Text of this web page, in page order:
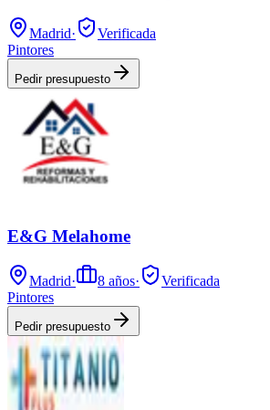
Madrid·
Verificada
Pintores
Pedir presupuesto
E&G Melahome
Madrid· 8 años·
Verificada
Pintores
Pedir presupuesto